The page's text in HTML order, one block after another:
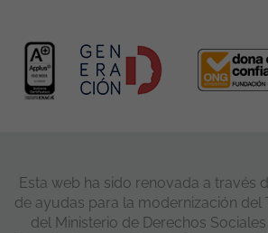
Esta web ha sido renovada a través
de ayudas para la modernización del
del Ministerio de Derechos